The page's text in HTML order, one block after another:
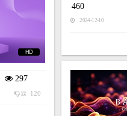
460
2024-12-10
HD
297
踩 120